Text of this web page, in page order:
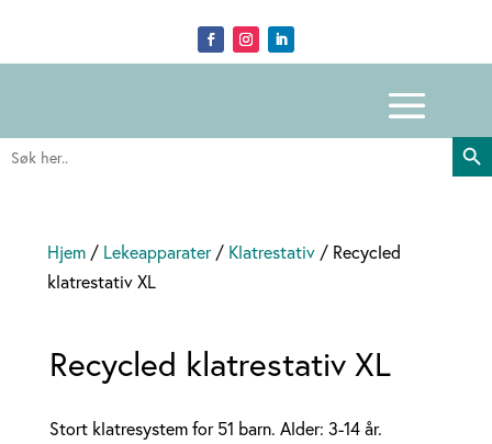
Search
for:
Search
Hjem/ Lekeapparater/ Klatrestativ/ Recycled
klatrestativ XL
Recycled klatrestativ XL
Stort klatresystem for 51 barn. Alder: 3-14 år.